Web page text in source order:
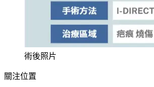
術後照片
關注位置